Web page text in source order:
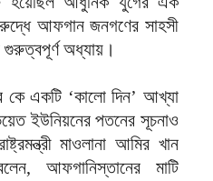
আফগান জনগণের সাহসী
গুরুত্বপূর্ণ অধ্যায়।
কে একটি ‘কালো দিন’ আখ্যা
ইউনিয়নের পতনের সূচনাও
মাওলানা আমির খান
আফগানিস্তানের মাটি